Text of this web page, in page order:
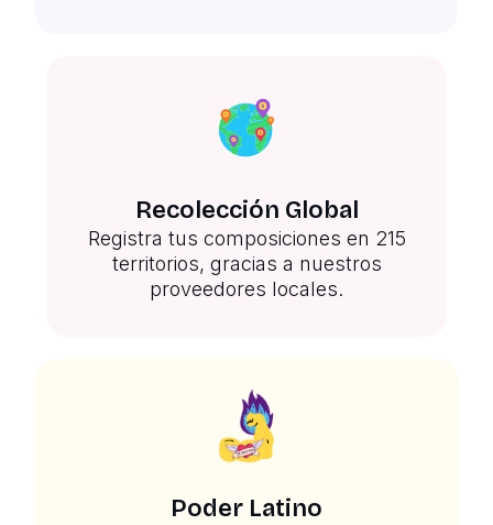
Recolección Global
Registra tus composiciones en 215
territorios, gracias a nuestros
proveedores locales.
Poder Latino